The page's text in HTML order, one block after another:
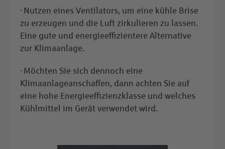
· Nutzen eines Ventilators, um eine kühle Brise
zu erzeugen und die Luft zirkulieren zu lassen.
Eine gute und energieeffizientere Alternative
zur Klimaanlage.
· Möchten Sie sich dennoch eine
Klimaanlageanschaffen, dann achten Sie auf
eine hohe Energieeffizienzklasse und welches
Kühlmittel im Gerät verwendet wird.